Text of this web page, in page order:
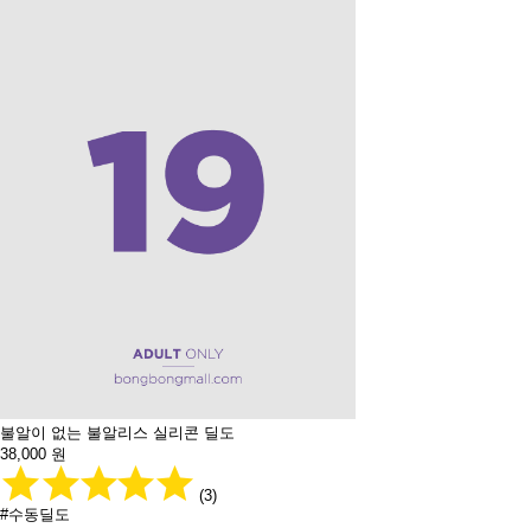
불알이 없는 불알리스 실리콘 딜도
38,000 원
(3)
#수동딜도